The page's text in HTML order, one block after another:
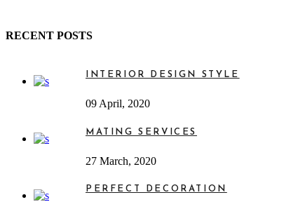
RECENT POSTS
INTERIOR DESIGN STYLE
09 April, 2020
MATING SERVICES
27 March, 2020
PERFECT DECORATION